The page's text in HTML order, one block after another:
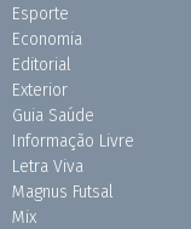
Esporte
Economia
Editorial
Exterior
Guia Saúde
Informação Livre
Letra Viva
Magnus Futsal
Mix